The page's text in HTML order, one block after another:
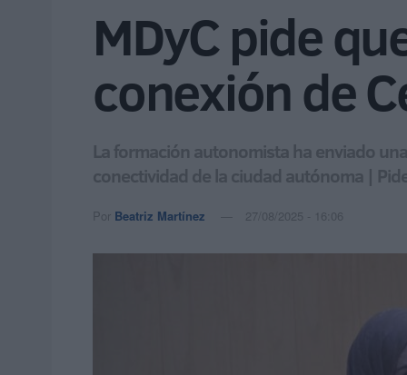
MDyC pide
conexión de
La formación autonomista ha enviado
conectividad de la ciudad autónoma |
Por Beatriz Martínez 27/08/2025 - 16:06